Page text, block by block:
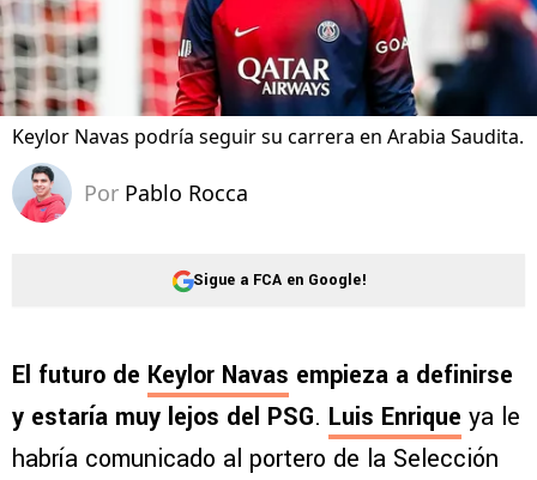
Keylor Navas podría seguir su carrera en Arabia Saudita.
Por Pablo Rocca
Sigue a FCA en Google!
El futuro de Keylor Navas empieza a definirse
y estaría muy lejos del PSG. Luis Enrique ya le
habría comunicado al portero de la Selección